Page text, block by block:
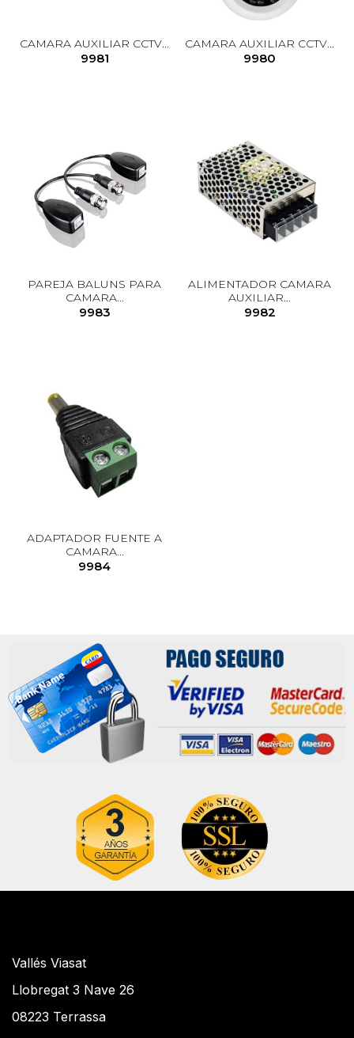
CAMARA AUXILIAR CCTV...
9981
CAMARA AUXILIAR CCTV...
9980
PAREJA BALUNS PARA
CAMARA...
9983
ALIMENTADOR CAMARA
AUXILIAR...
9982
ADAPTADOR FUENTE A
CAMARA...
9984
Vallés Viasat
Llobregat 3 Nave 26
08223 Terrassa